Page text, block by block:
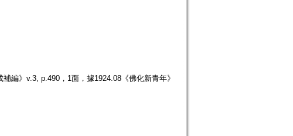
編》v.3, p.490，1面，據1924.08《佛化新青年》